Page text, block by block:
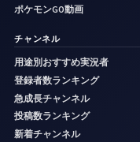
ポケモンGO動画
チャンネル
用途別おすすめ実況者
登録者数ランキング
急成長チャンネル
投稿数ランキング
新着チャンネル